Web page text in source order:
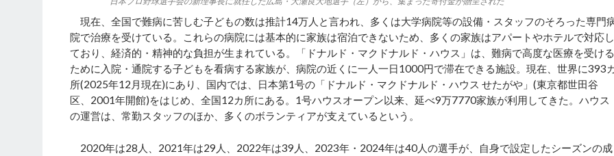
現在、全国で難病に苦しむ子どもの数は推計14万人と言われ、多くは大学病院等の設備・スタッフのそろった専門
院で治療を受けている。これらの病院には基本的に家族は宿泊できないため、多くの家族はアパートやホテルで対応し
ており、経済的・精神的な負担が生まれている。「ドナルド・マクドナルド・ハウス」は、難病で高度な医療を受ける
ために入院・通院する子どもを看病する家族が、病院の近くに一人一日1000円で滞在できる施設。現在、世界に393
所(2025年12月現在)にあり、国内では、日本第1号の「ドナルド・マクドナルド・ハウス せたがや」(東京都世田谷
区、2001年開館)をはじめ、全国12カ所にある。1号ハウスオープン以来、延べ9万7770家族が利用してきた。ハウス
の運営は、常勤スタッフのほか、多くのボランティアが支えているという。
2020年は28人、2021年は29人、2022年は39人、2023年・2024年は40人の選手が、自身で設定したシーズンの成